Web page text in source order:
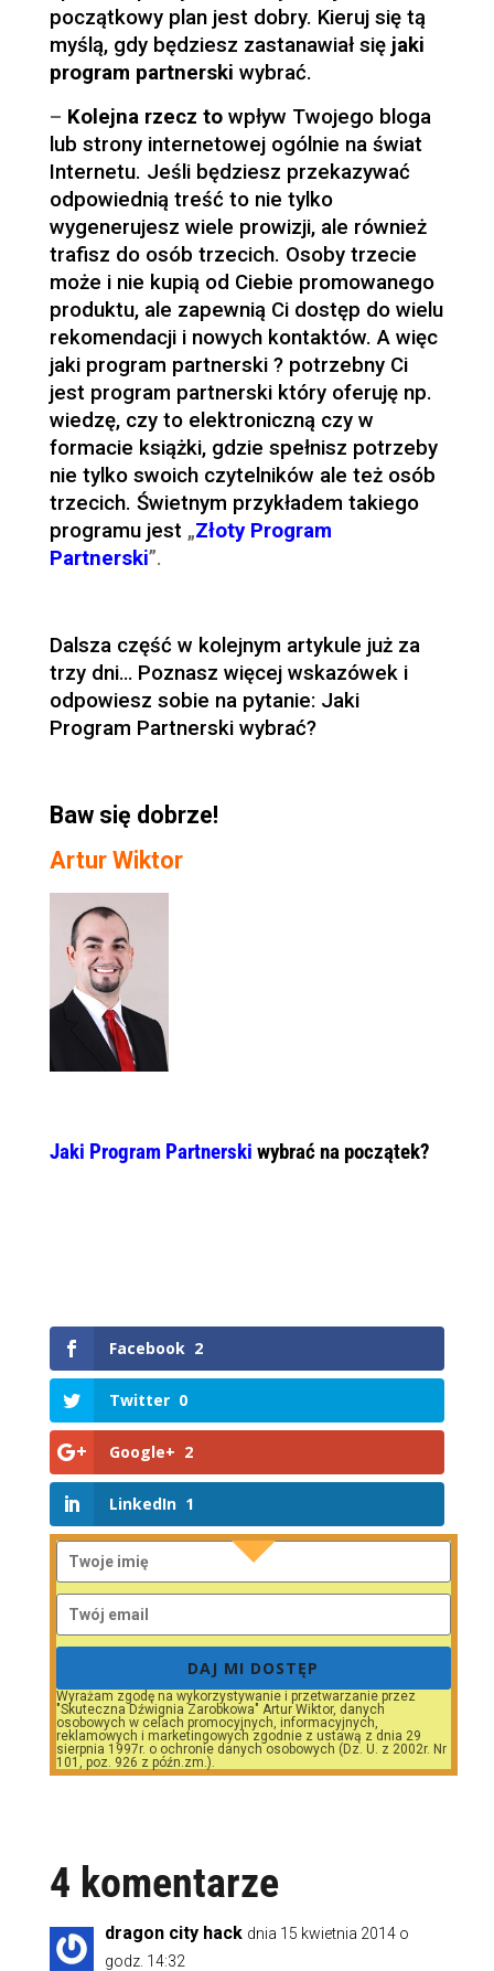
początkowy plan jest dobry. Kieruj się tą
myślą, gdy będziesz zastanawiał się jaki
program partnerski wybrać.
– Kolejna rzecz to wpływ Twojego bloga
lub strony internetowej ogólnie na świat
Internetu. Jeśli będziesz przekazywać
odpowiednią treść to nie tylko
wygenerujesz wiele prowizji, ale również
trafisz do osób trzecich. Osoby trzecie
może i nie kupią od Ciebie promowanego
produktu, ale zapewnią Ci dostęp do wielu
rekomendacji i nowych kontaktów. A więc
jaki program partnerski ? potrzebny Ci
jest program partnerski który oferuję np.
wiedzę, czy to elektroniczną czy w
formacie książki, gdzie spełnisz potrzeby
nie tylko swoich czytelników ale też osób
trzecich. Świetnym przykładem takiego
programu jest „Złoty Program
Partnerski”.
Dalsza część w kolejnym artykule już za
trzy dni… Poznasz więcej wskazówek i
odpowiesz sobie na pytanie: Jaki
Program Partnerski wybrać?
Baw się dobrze!
Artur Wiktor
Jaki Program Partnerski wybrać na początek?
Facebook 2
Twitter 0
Google+ 2
LinkedIn 1
DAJ MI DOSTĘP
Wyrażam zgodę na wykorzystywanie i przetwarzanie przez
"Skuteczna Dźwignia Zarobkowa" Artur Wiktor, danych
osobowych w celach promocyjnych, informacyjnych,
reklamowych i marketingowych zgodnie z ustawą z dnia 29
sierpnia 1997r. o ochronie danych osobowych (Dz. U. z 2002r. Nr
101, poz. 926 z późn.zm.).
4 komentarze
dragon city hack dnia 15 kwietnia 2014 o
godz. 14:32